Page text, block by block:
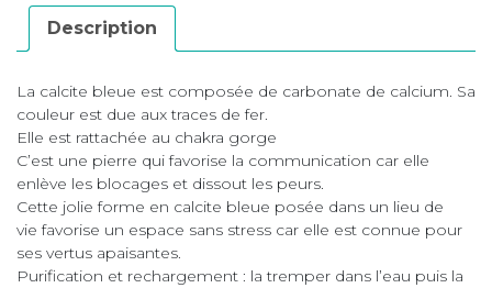
Description
La calcite bleue est composée de carbonate de calcium. Sa
couleur est due aux traces de fer.
Elle est rattachée au chakra gorge
C’est une pierre qui favorise la communication car elle
enlève les blocages et dissout les peurs.
Cette jolie forme en calcite bleue posée dans un lieu de
vie favorise un espace sans stress car elle est connue pour
ses vertus apaisantes.
Purification et rechargement : la tremper dans l’eau puis la